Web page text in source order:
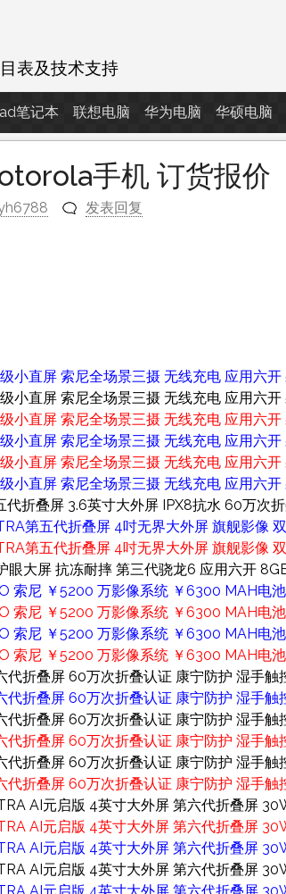
表及技术支持
笔记本 联想电脑 华为电脑 华硕电脑
手机 订货报价
发表回复
小直屏 索尼全场景三摄 无线充电 应用六
小直屏 索尼全场景三摄 无线充电 应用六
小直屏 索尼全场景三摄 无线充电 应用六
小直屏 索尼全场景三摄 无线充电 应用六开
小直屏 索尼全场景三摄 无线充电 应用六开
小直屏 索尼全场景三摄 无线充电 应用六开
折叠屏 3.6英寸大外屏 IPX8抗水 60万次
第五代折叠屏 4吋无界大外屏 旗舰影像
第五代折叠屏 4吋无界大外屏 旗舰影像
大屏 抗冻耐摔 第三代骁龙6 应用六开
索尼 ￥5200 万影像系统 ￥6300 MAH电
索尼 ￥5200 万影像系统 ￥6300 MAH电
索尼 ￥5200 万影像系统 ￥6300 MAH电
索尼 ￥5200 万影像系统 ￥6300 MAH电
折叠屏 60万次折叠认证 康宁防护 湿手触
折叠屏 60万次折叠认证 康宁防护 湿手触
折叠屏 60万次折叠认证 康宁防护 湿手触
折叠屏 60万次折叠认证 康宁防护 湿手触
折叠屏 60万次折叠认证 康宁防护 湿手触
折叠屏 60万次折叠认证 康宁防护 湿手触
AI元启版 4英寸大外屏 第六代折叠屏
AI元启版 4英寸大外屏 第六代折叠屏
AI元启版 4英寸大外屏 第六代折叠屏
AI元启版 4英寸大外屏 第六代折叠屏